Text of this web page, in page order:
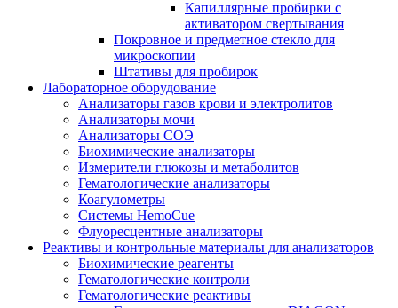
Капиллярные пробирки с
активатором свертывания
Покровное и предметное стекло для
микроскопии
Штативы для пробирок
Лабораторное оборудование
Анализаторы газов крови и электролитов
Анализаторы мочи
Анализаторы СОЭ
Биохимические анализаторы
Измерители глюкозы и метаболитов
Гематологические анализаторы
Коагулометры
Системы HemoCue
Флуоресцентные анализаторы
Реактивы и контрольные материалы для анализаторов
Биохимические реагенты
Гематологические контроли
Гематологические реактивы